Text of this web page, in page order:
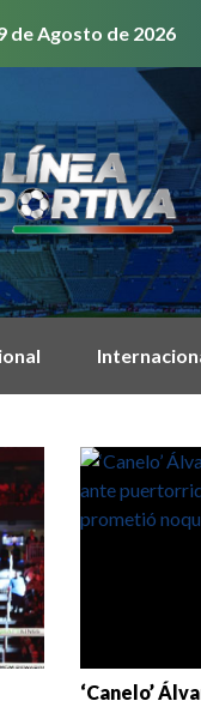
de Agosto de 2026
‘Canelo’